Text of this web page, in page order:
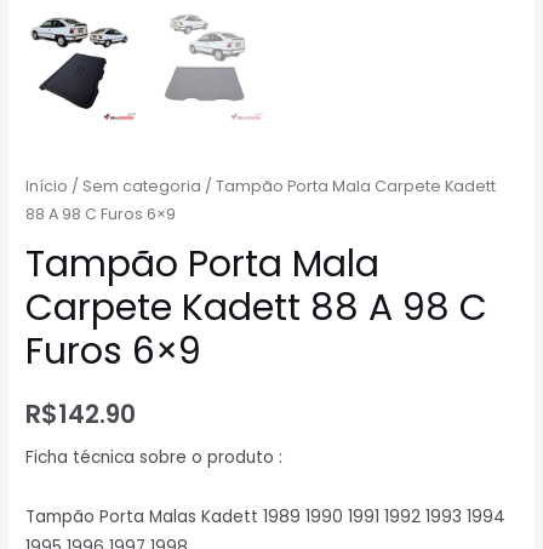
Início / Sem categoria / Tampão Porta Mala Carpete Kadett
88 A 98 C Furos 6×9
Tampão Porta Mala
Carpete Kadett 88 A 98 C
Furos 6×9
R$142.90
Ficha técnica sobre o produto :
Tampão Porta Malas Kadett 1989 1990 1991 1992 1993 1994